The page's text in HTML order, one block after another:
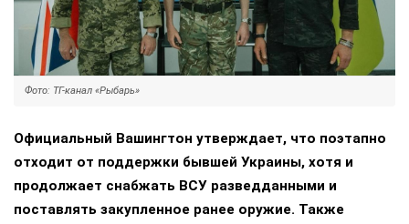
Фото: ТГ-канал «Рыбарь»
Официальный Вашингтон утверждает, что поэтапно
отходит от поддержки бывшей Украины, хотя и
продолжает снабжать ВСУ разведданными и
поставлять закупленное ранее оружие. Также